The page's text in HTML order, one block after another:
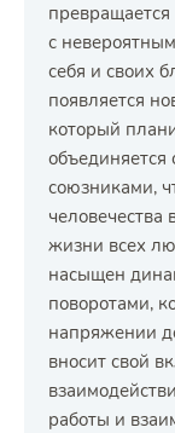
с
себя и своих
появляется
который
союзниками,
жизни всех
насыщен
поворотами,
напряжении
вносит свой
работы и